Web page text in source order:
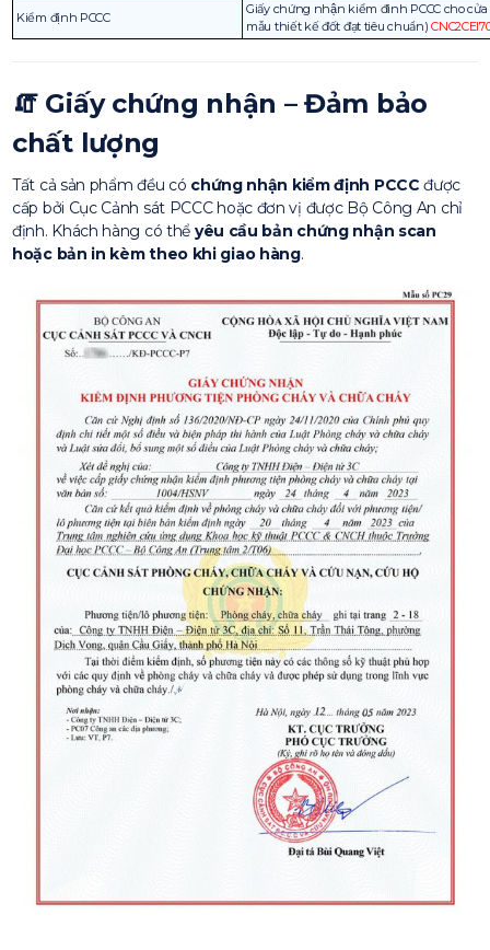
Kiểm định PCCC
Giấy chứng nhận kiểm đinh PCCC cho
mẫu thiết kế đốt đạt tiêu chuẩn)
🧯 Giấy chứng nhận – Đảm bảo
chất lượng
Tất cả sản phẩm đều có chứng nhận kiểm định PCCC được
cấp bởi Cục Cảnh sát PCCC hoặc đơn vị được Bộ Công An chỉ
định. Khách hàng có thể yêu cầu bản chứng nhận scan
hoặc bản in kèm theo khi giao hàng.